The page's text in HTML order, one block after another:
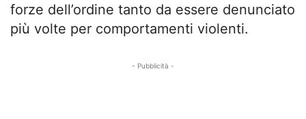
forze dell’ordine tanto da essere denunciato
più volte per comportamenti violenti.
- Pubblicità -